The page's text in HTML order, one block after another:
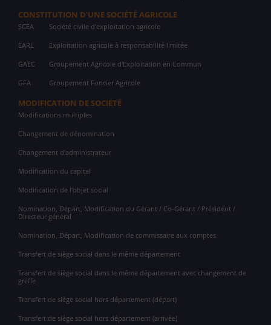
CONSTITUTION D'UNE SOCIÉTÉ AGRICOLE
SCEA Société civile d'exploitation agricole
EARL Exploitation agricole à responsabilité limitée
GAEC Groupement Agricole d'Exploitation en Commun
GFA Groupement Foncier Agricole
MODIFICATION DE SOCIÉTÉ
Modifications multiples
Changement de dénomination
Changement d'administrateur
Modification du capital
Modification de l'objet social
Nomination, Départ, Modification du Gérant / Co-Gérant / Président /
Directeur général
Nomination, Départ, Modification de commissaire aux comptes
Transfert de siège social dans le même département
Transfert de siège social dans le même département avec changement de
greffe
Transfert de siège social hors département (départ)
Transfert de siège social hors département (arrivée)